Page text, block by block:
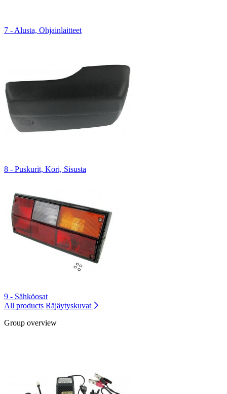
7 - Alusta, Ohjainlaitteet
8 - Puskurit, Kori, Sisusta
9 - Sähköosat
All products Räjäytyskuvat
Group overview